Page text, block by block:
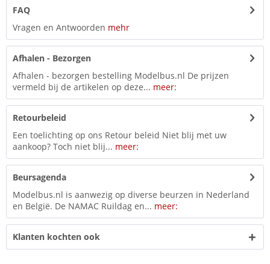
FAQ
Vragen en Antwoorden mehr
Afhalen - Bezorgen
Afhalen - bezorgen bestelling Modelbus.nl De prijzen
vermeld bij de artikelen op deze... meer:
Retourbeleid
Een toelichting op ons Retour beleid Niet blij met uw
aankoop? Toch niet blij... meer:
Beursagenda
Modelbus.nl is aanwezig op diverse beurzen in Nederland
en België. De NAMAC Ruildag en... meer:
Klanten kochten ook